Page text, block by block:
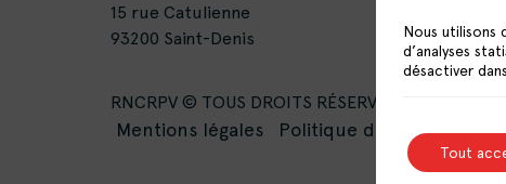
15 rue Catulienne
93200 Saint-Denis
RNCRPV © TOUS DROITS RÉSERVÉS -
Mentions légales Politique de
Nous utilisons
d’analyses
désactiver
Tout